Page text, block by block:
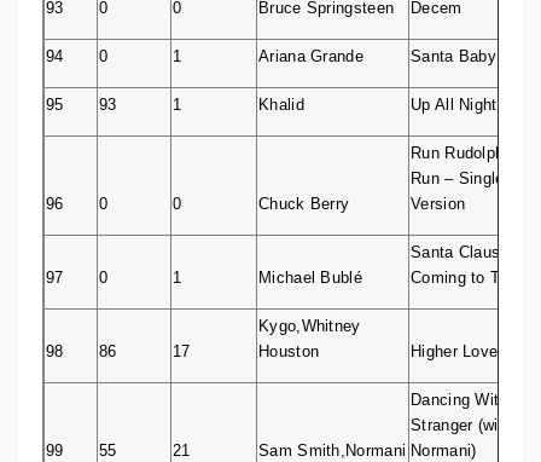
93 0 0 Bruce Springsteen
Decem
94 0 1 Ariana Grande Santa Baby
95 93 1 Khalid Up All Night
96 0 0 Chuck Berry
Run Rudolph
Run – Single
Version
97 0 1 Michael Bublé
Santa Claus Is
Coming to Town
98 86 17
Kygo,Whitney
Houston
Higher Love
99 55 21 Sam Smith,Normani
Dancing With A
Stranger (with
Normani)